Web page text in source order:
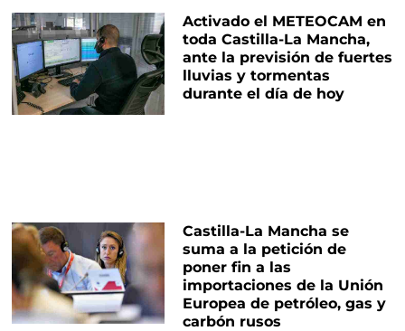
Activado el METEOCAM en
toda Castilla-La Mancha,
ante la previsión de fuertes
lluvias y tormentas
durante el día de hoy
Castilla-La Mancha se
suma a la petición de
poner fin a las
importaciones de la Unión
Europea de petróleo, gas y
carbón rusos